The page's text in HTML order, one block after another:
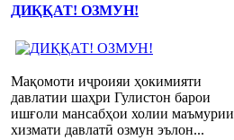
ДИҚҚАТ! ОЗМУН!
Мақомоти иҷроияи ҳокимияти
давлатии шаҳри Гулистон барои
ишғоли мансабҳои холии маъмурии
хизмати давлатӣ озмун эълон...